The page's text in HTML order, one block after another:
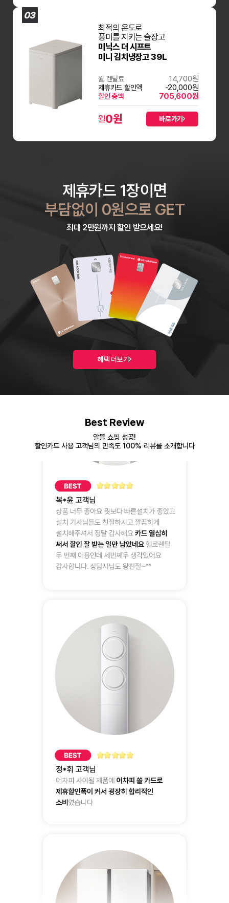
03
최적의 온도로
풍미를 지키는 술장고
미닉스 더 시프트
미니 김치냉장고 39L
월 렌탈료 14,700원
제휴카드 할인액 -20,000원
할인 총액 705,600원
월0원 바로가기
제휴카드 1장이면
부담없이 0원으로 GET
최대 2만원까지 할인 받으세요!
혜택 더보기
Best Review
알뜰 쇼핑 성공!
할인카드 사용 고객님의 만족도 100% 리뷰를 소개합니다